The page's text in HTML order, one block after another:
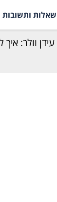
שאלות ותשובות
עידן וולר: